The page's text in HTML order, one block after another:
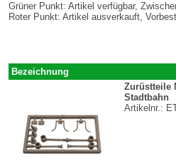
Grüner Punkt: Artikel verfügbar,
Roter Punkt: Artikel ausverkauft,
Bezeichnung
Zurüstteile
Stadtbahn
Artikelnr.: